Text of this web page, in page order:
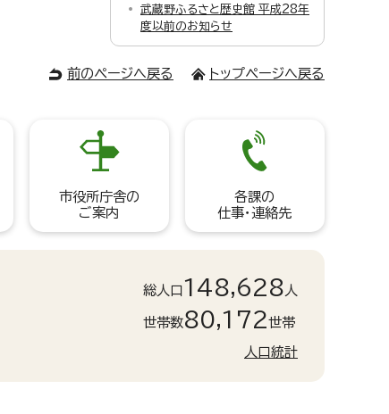
武蔵野ふるさと歴史館 平成28年
度以前のお知らせ
前のページへ戻る トップページへ戻る
市役所庁舎の
ご案内
各課の
仕事・連絡先
総人口 148,628 人
世帯数80,172世帯
人口統計